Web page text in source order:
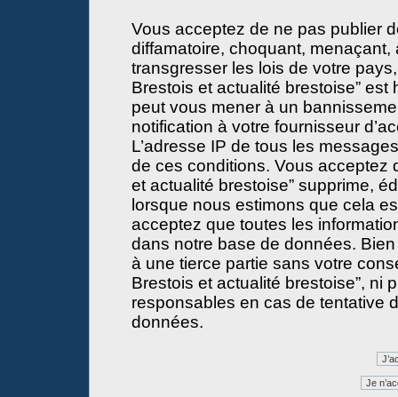
Vous acceptez de ne pas publier
diffamatoire, choquant,
transgresser les lois de votre
Brestois et actualité brestoise”
peut vous mener à un
notification à votre fournisseur
L’adresse IP de tous les
de ces conditions. Vous acceptez
et actualité brestoise” supprime,
lorsque nous estimons que cela
acceptez que toutes les
dans notre base de données.
à une tierce partie sans votre
Brestois et actualité brestoise”, ni
responsables en cas de tentative
données.